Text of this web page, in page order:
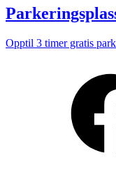
Opptil 3 timer gratis